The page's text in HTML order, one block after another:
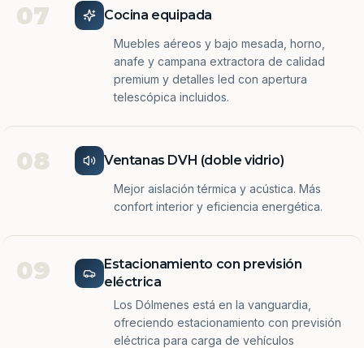
07 Cocina equipada
Muebles aéreos y bajo mesada, horno,
anafe y campana extractora de calidad
premium y detalles led con apertura
telescópica incluidos.
08 Ventanas DVH (doble vidrio)
Mejor aislación térmica y acústica. Más
confort interior y eficiencia energética.
09
Estacionamiento con previsión
eléctrica
Los Dólmenes está en la vanguardia,
ofreciendo estacionamiento con previsión
eléctrica para carga de vehículos